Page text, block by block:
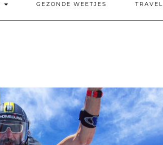
GEZONDE WEETJES TRAVEL